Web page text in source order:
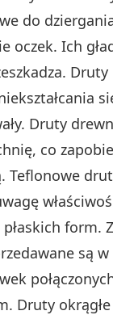
do
oczek. Ich
Druty
co
form.
są
Druty